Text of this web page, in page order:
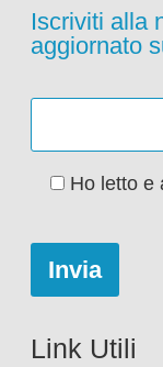
Iscriviti alla
aggiornato
Ho letto e
Link Utili